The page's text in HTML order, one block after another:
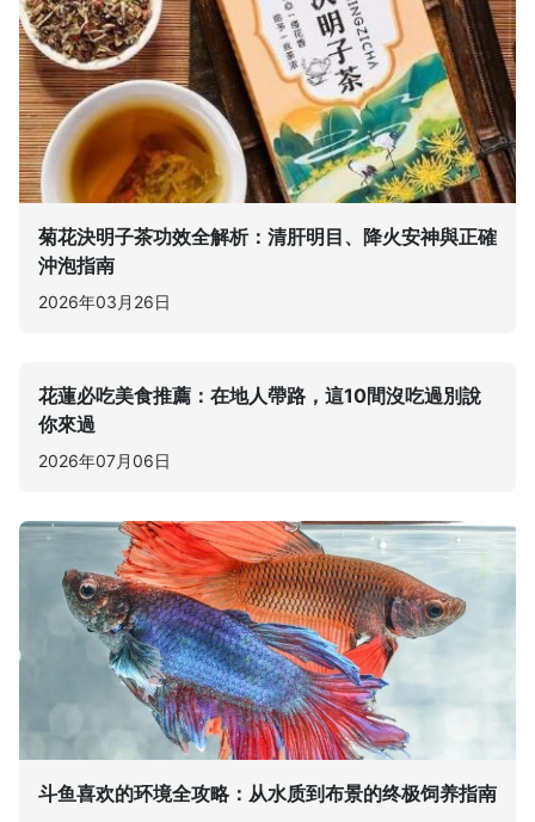
菊花決明子茶功效全解析：清肝明目、降火安神與正確
沖泡指南
2026年03月26日
花蓮必吃美食推薦：在地人帶路，這10間沒吃過別說
你來過
2026年07月06日
斗鱼喜欢的环境全攻略：从水质到布景的终极饲养指南